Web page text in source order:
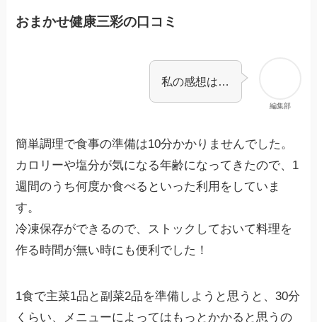
おまかせ健康三彩の口コミ
編集部
私の感想は…
簡単調理で食事の準備は10分かかりませんでした。
カロリーや塩分が気になる年齢になってきたので、1
週間のうち何度か食べるといった利用をしていま
す。
冷凍保存ができるので、ストックしておいて料理を
作る時間が無い時にも便利でした！
1食で主菜1品と副菜2品を準備しようと思うと、30分
くらい、メニューによってはもっとかかると思うの